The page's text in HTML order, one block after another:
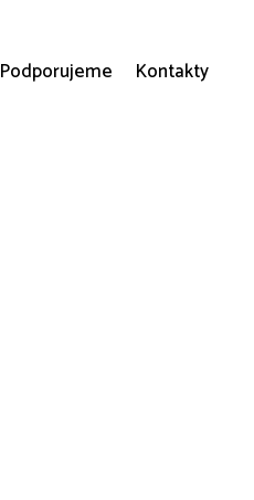
Podporujeme Kontakty